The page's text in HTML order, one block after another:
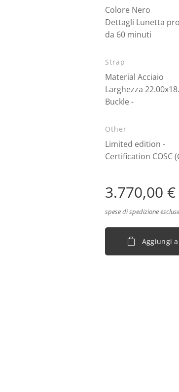
Colore Nero
Dettagli Lunetta
da 60 minuti
Strap
Material Acciaio
Larghezza
Buckle -
Other
Limited edition -
Certification
3.770,00 €
spese di spedizione
Aggiungi